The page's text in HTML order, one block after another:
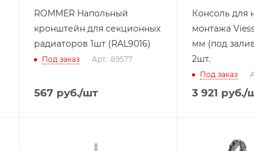
ROMMER Напольный
кронштейн для секционных
радиаторов 1шт (RAL9016)
Под заказ Арт.: 89577
567 руб./шт
Консоль для
монтажа
мм (под
2шт.
Под заказ
3 921 руб./